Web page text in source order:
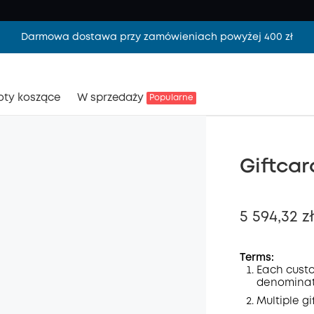
Darmowa dostawa przy zamówieniach powyżej 400 zł
koszące W sprzedaży Popularne
5 594,32 zł
Kod:
Terms:
Each
Multiple